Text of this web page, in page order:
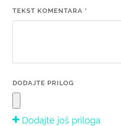
TEKST KOMENTARA *
DODAJTE PRILOG
Dodajte još priloga